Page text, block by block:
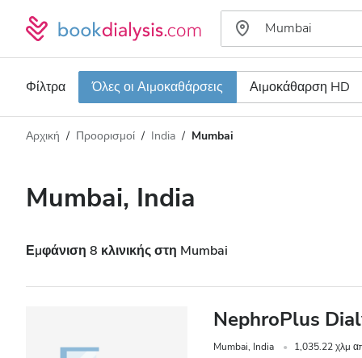
Φίλτρα Όλες οι Αιμοκαθάρσεις Αιμοκάθαρση HD
Τύπος αιμοκάθαρσης
Όλες οι Αιμοκαθάρσεις
Αιμοκάθαρση HDF
Ασθενείς με HIV
Απόσταση
Βαθμολογία
Τιμή
Αρχική Προορισμοί India Mumbai
Mumbai, India
Εμφάνιση 8 κλινικής στη Mumbai
NephroPlus
Mumbai, India 1,035.22 χλμ